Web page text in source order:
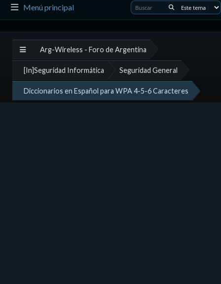
Menú principal
Arg-Wireless - Foro de Argentina
[In]Seguridad Informática Seguridad General
Diccionarios en Español para WPA 4-5-6 Caracteres